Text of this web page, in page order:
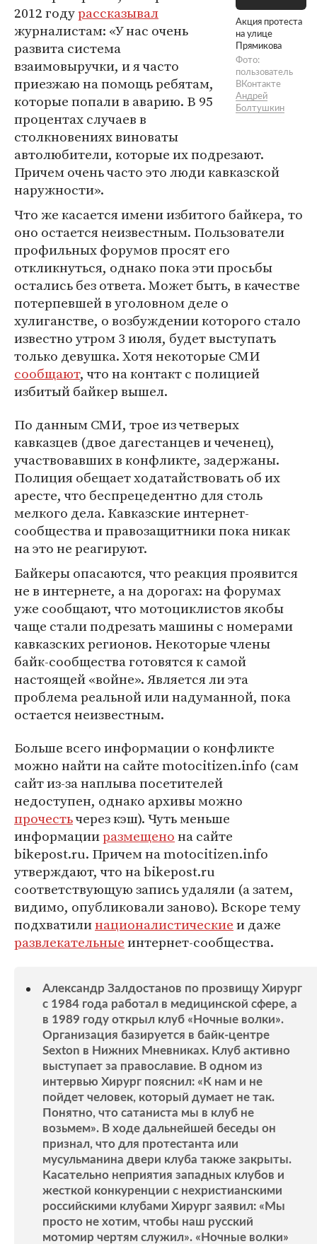
Акция протеста
на улице
Прямикова
Фото:
пользователь
ВКонтакте
Андрей
Болтушкин
2012 годурассказывал
журналистам: «У нас очень
развита система
взаимовыручки, и я часто
приезжаю на помощь ребятам,
которые попали в аварию. В 95
процентах случаев в
столкновениях виноваты
автолюбители, которые их подрезают.
Причем очень часто это люди кавказской
наружности».
Что же касается имени избитого байкера, то
оно остается неизвестным. Пользователи
профильных форумов просят его
откликнуться, однако пока эти просьбы
остались без ответа. Может быть, в качестве
потерпевшей в уголовном деле о
хулиганстве, о возбуждении которого стало
известно утром 3 июля, будет выступать
только девушка. Хотя некоторые СМИ
сообщают, что на контакт с полицией
избитый байкер вышел.
По данным СМИ, трое из четверых
кавказцев (двое дагестанцев и чеченец),
участвовавших в конфликте, задержаны.
Полиция обещает ходатайствовать об их
аресте, что беспрецедентно для столь
мелкого дела. Кавказские интернет-
сообщества и правозащитники пока никак
на это не реагируют.
Байкеры опасаются, что реакция проявится
не в интернете, а на дорогах: на форумах
уже сообщают, что мотоциклистов якобы
чаще стали подрезать машины с номерами
кавказских регионов. Некоторые члены
байк-сообщества готовятся к самой
настоящей «войне». Является ли эта
проблема реальной или надуманной, пока
остается неизвестным.
Больше всего информации о конфликте
можно найти на сайте motocitizen.info (сам
сайт из-за наплыва посетителей
недоступен, однако архивы можно
прочестьчерез кэш). Чуть меньше
информацииразмещенона сайте
bikepost.ru. Причем на motocitizen.info
утверждают, что на bikepost.ru
соответствующую запись удаляли (а затем,
видимо, опубликовали заново). Вскоре тему
подхватилинационалистическиеи даже
развлекательныеинтернет-сообщества.
Александр Залдостанов по прозвищу Хирург
с 1984 года работал в медицинской сфере, а
в 1989 году открыл клуб «Ночные волки».
Организация базируется в байк-центре
Sexton в Нижних Мневниках. Клуб активно
выступает за православие. В одном из
интервью Хирург пояснил: «К нам и не
пойдет человек, который думает не так.
Понятно, что сатаниста мы в клуб не
возьмем». В ходе дальнейшей беседы он
признал, что для протестанта или
мусульманина двери клуба также закрыты.
Касательно неприятия западных клубов и
жесткой конкуренции с нехристианскими
российскими клубами Хирург заявил: «Мы
просто не хотим, чтобы наш русский
мотомир чертям служил». «Ночные волки»